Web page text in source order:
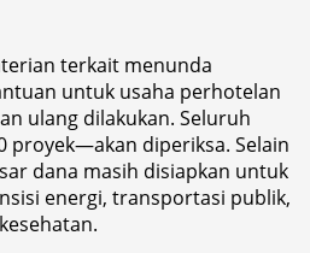
terkait menunda
untuk usaha perhotelan
ulang dilakukan. Seluruh
diperiksa. Selain
dana masih disiapkan untuk
energi, transportasi publik,